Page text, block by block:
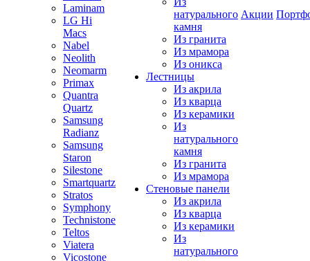
Laminam
LG Hi
Macs
Nabel
Neolith
Neomarm
Primax
Quantra
Quartz
Samsung
Radianz
Samsung
Staron
Silestone
Smartquartz
Stratos
Symphony
Technistone
Teltos
Viatera
Vicostone
натурального
камня
Из гранита
Из мрамора
Из оникса
Лестницы
Из акрила
Из кварца
Из керамики
Из
натурального
камня
Из гранита
Из мрамора
Стеновые панели
Из акрила
Из кварца
Из керамики
Из
натурального
Акции